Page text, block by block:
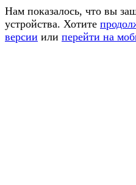
Нам показалось, что вы
устройства. Хотите
версии или перейти на